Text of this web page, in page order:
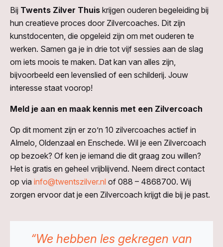
Bij Twents Zilver Thuis krijgen ouderen begeleiding bij
hun creatieve proces door Zilvercoaches. Dit zijn
kunstdocenten, die opgeleid zijn om met ouderen te
werken. Samen ga je in drie tot vijf sessies aan de slag
om iets moois te maken. Dat kan van alles zijn,
bijvoorbeeld een levenslied of een schilderij. Jouw
interesse staat voorop!
Meld je aan en maak kennis met een Zilvercoach
Op dit moment zijn er zo’n 10 zilvercoaches actief in
Almelo, Oldenzaal en Enschede. Wil je een Zilvercoach
op bezoek? Of ken je iemand die dit graag zou willen?
Het is gratis en geheel vrijblijvend. Neem direct contact
op via info@twentszilver.nl of 088 – 4868700. Wij
zorgen ervoor dat je een Zilvercoach krijgt die bij je past.
“We hebben les gekregen van